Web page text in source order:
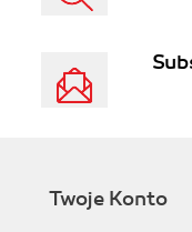
Twoje Konto